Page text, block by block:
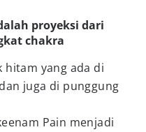
proyeksi dari
chakra
hitam yang ada di
juga di punggung
Pain menjadi